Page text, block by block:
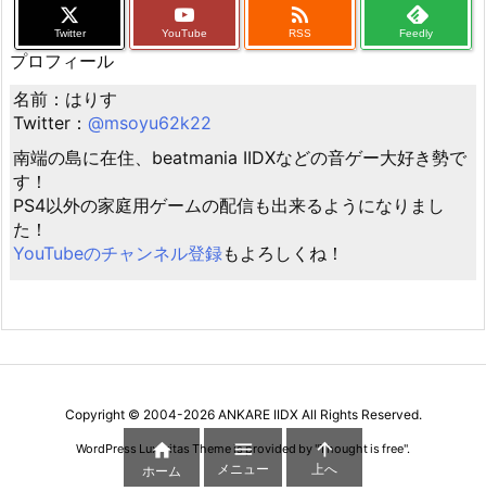
Twitter YouTube

RSS Feedly
プロフィール
名前：はりす
Twitter： @msoyu62k22
南端の島に在住、beatmania IIDXなどの音ゲー大好き勢で
す！
PS4以外の家庭用ゲームの配信も出来るようになりまし
た！
YouTubeのチャンネル登録もよろしくね！
Copyright © 2004-2026 ANKARE IIDXAll Rights Reserved.
WordPress Luxeritas Theme is provided by "Thought is free".

ホーム

メニュー

上へ